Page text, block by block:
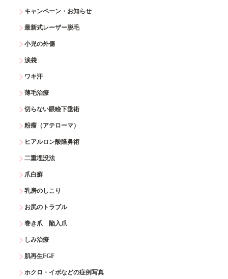
キャンペーン・お知らせ
最新式レーザー脱毛
小児の外傷
涙袋
ワキ汗
薄毛治療
切らない眼瞼下垂術
粉瘤（アテローマ）
ヒアルロン酸隆鼻術
二重埋没法
爪白癬
乳房のしこり
お尻のトラブル
巻き爪 陥入爪
しみ治療
肌再生FGF
ホクロ・イボなどの症例写真